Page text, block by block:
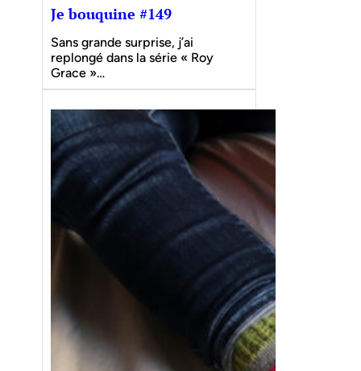
Je bouquine #149
Sans grande surprise, j’ai
replongé dans la série « Roy
Grace »…